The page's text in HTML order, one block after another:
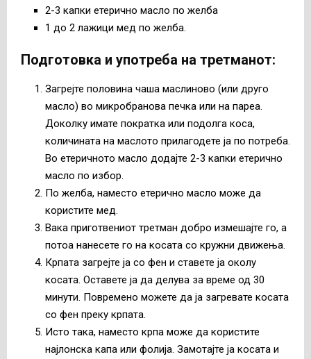
2-3 капки етерично масло по желба
1 до 2 лажици мед по желба.
Подготовка и употреба на третманот:
Загрејте половина чаша маслиново (или друго
масло) во микробранова печка или на пареа.
Доколку имате пократка или подолга коса,
количината на маслото прилагодете ја по потреба.
Во етеричното масло додајте 2-3 капки етерично
масло по избор.
По желба, наместо етерично масло може да
користите мед.
Вака приготвениот третман добро измешајте го, а
потоа нанесете го на косата со кружни движења.
Крпата загрејте ја со фен и ставете ја околу
косата. Оставете ја да делува за време од 30
минути. Повремено можете да ја загревате косата
со фен преку крпата.
Исто така, наместо крпа може да користите
најлонска капа или фолија. Замотајте ја косата и